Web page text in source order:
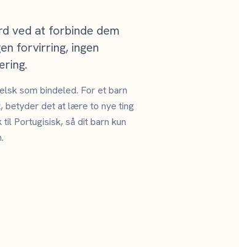
ved at forbinde dem
forvirring, ingen
som bindeled. For et barn
betyder det at lære to nye ting
Portugisisk, så dit barn kun